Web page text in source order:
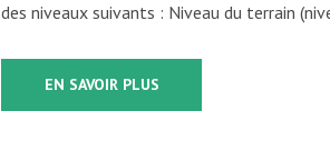
des niveaux suivants : Niveau du terrain
EN SAVOIR PLUS